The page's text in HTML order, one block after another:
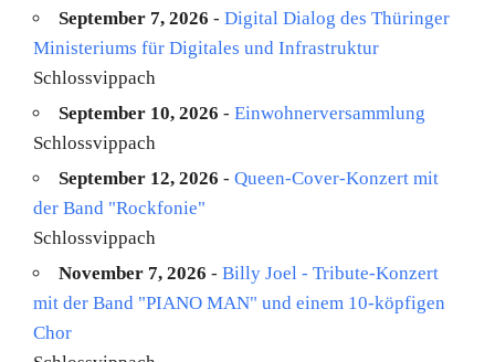
September 7, 2026 - Digital Dialog des Thüringer
Ministeriums für Digitales und Infrastruktur
Schlossvippach
September 10, 2026 - Einwohnerversammlung
Schlossvippach
September 12, 2026 - Queen-Cover-Konzert mit
der Band "Rockfonie"
Schlossvippach
November 7, 2026 - Billy Joel - Tribute-Konzert
mit der Band "PIANO MAN" und einem 10-köpfigen
Chor